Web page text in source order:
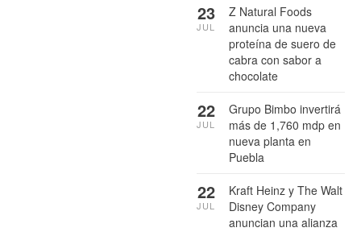
Z Natural Foods
anuncia una nueva
proteína de suero de
cabra con sabor a
chocolate
23
JUL
Grupo Bimbo invertirá
más de 1,760 mdp en
nueva planta en
Puebla
22
JUL
Kraft Heinz y The Walt
Disney Company
anuncian una alianza
22
JUL